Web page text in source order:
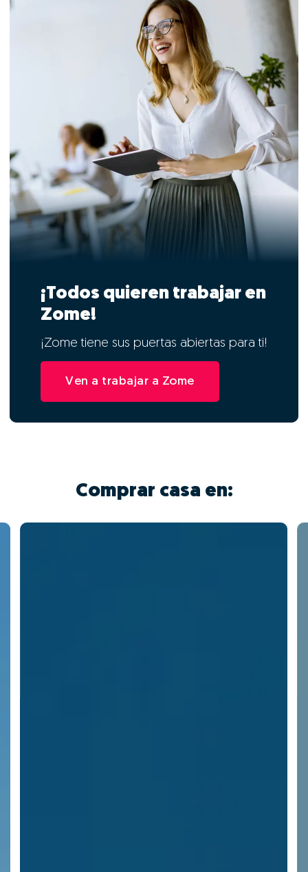
¡Todos quieren trabajar en
Zome!
¡Zome tiene sus puertas abiertas para ti!
Ven a trabajar a Zome
Comprar casa en: